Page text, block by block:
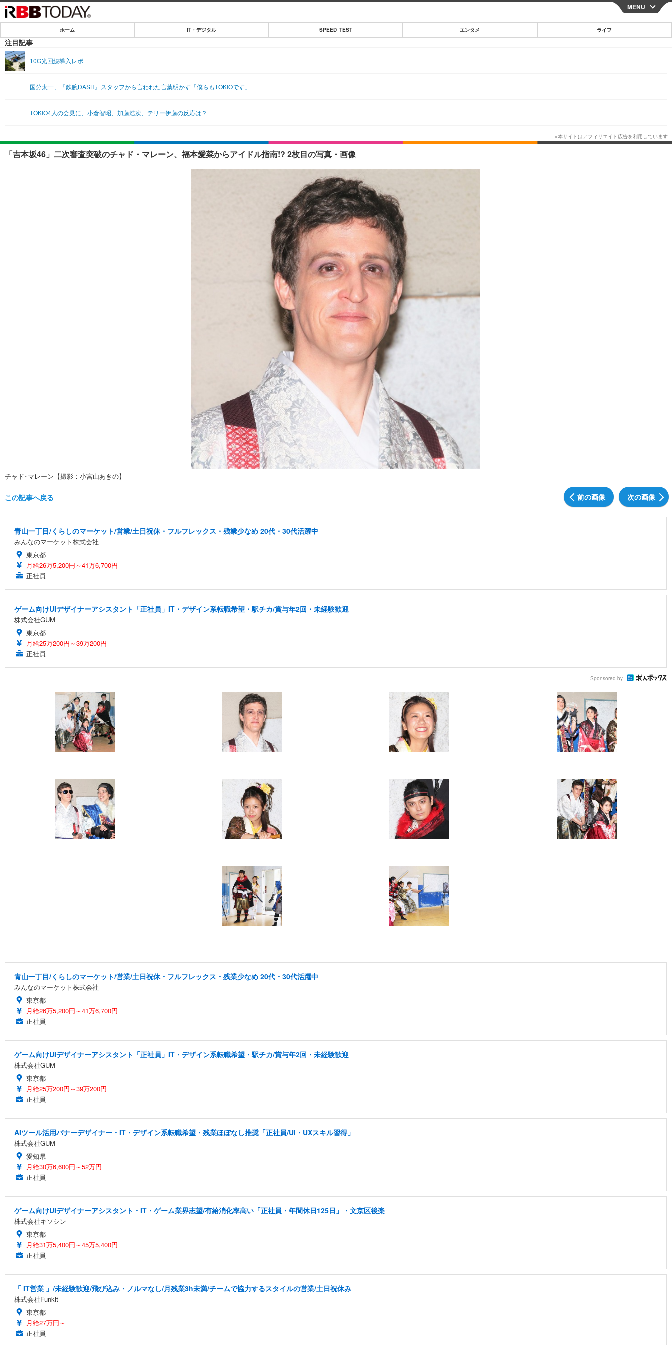
CLOSE
IT・デジタル
ショッピング
エンタメTOP
音楽
ライフTOP グルメ
ペット
リリース一覧
MENU
ホーム IT・デジタル SPEED TEST エンタメ ライフ
注目記事
10G光回線導入レポ
国分太一、『鉄腕DASH』スタッフから言われた言葉明かす「僕らもTOKIOです」
TOKIO4人の会見に、小倉智昭、加藤浩次、テリー伊藤の反応は？
「吉本坂46」二次審査突破のチャド・マレーン、福本愛菜からアイドル指南!? 2枚目の写真・画像
チャド･マレーン【撮影：小宮山あきの】
前の画像 次の画像
この記事へ戻る
青山一丁目/くらしのマーケット/営業/土日祝休・フルフレックス・残業少なめ 20代・30代活躍中
みんなのマーケット株式会社
東京都
月給26万5,200円～41万6,700円
正社員
ゲーム向けUIデザイナーアシスタント「正社員」IT・デザイン系転職希望・駅チカ/賞与年2回・未経験歓迎
株式会社GUM
東京都
月給25万200円～39万200円
正社員
Sponsored by
青山一丁目/くらしのマーケット/営業/土日祝休・フルフレックス・残業少なめ 20代・30代活躍中
みんなのマーケット株式会社
東京都
月給26万5,200円～41万6,700円
正社員
ゲーム向けUIデザイナーアシスタント「正社員」IT・デザイン系転職希望・駅チカ/賞与年2回・未経験歓迎
株式会社GUM
東京都
月給25万200円～39万200円
正社員
AIツール活用バナーデザイナー・IT・デザイン系転職希望・残業ほぼなし推奨「正社員/UI・UXスキル習得」
株式会社GUM
愛知県
月給30万6,600円～52万円
正社員
ゲーム向けUIデザイナーアシスタント・IT・ゲーム業界志望/有給消化率高い「正社員・年間休日125日」・文京区後楽
株式会社キソシン
東京都
月給31万5,400円～45万5,400円
正社員
「 IT営業 」/未経験歓迎/飛び込み・ノルマなし/月残業3h未満/チームで協力するスタイルの営業/土日祝休み
株式会社Funkit
東京都
月給27万円～
正社員